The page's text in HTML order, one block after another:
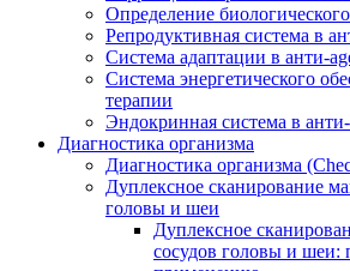
Определение биологического
Репродуктивная система в
Система адаптации в анти-
Система энергетического
терапии
Эндокринная система в
Диагностика организма
Диагностика организма
Дуплексное сканирование
головы и шеи
Дуплексное
сосудов головы и шеи: